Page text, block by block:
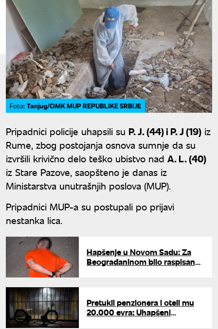
Foto: Tanjug/OMK MUP REPUBLIKE SRBIJE
Pripadnici policije uhapsili su P. J. (44) i P. J (19) iz
Rume, zbog postojanja osnova sumnje da su
izvršili krivično delo teško ubistvo nad A. L. (40)
iz Stare Pazove, saopšteno je danas iz
Ministarstva unutrašnjih poslova (MUP).
Pripadnici MUP-a su postupali po prijavi
nestanka lica.
Hapšenje u Novom Sadu: Za
Beograđaninom bilo raspisano
Pretukli penzionera i oteli mu
20.000 evra: Uhapšeni